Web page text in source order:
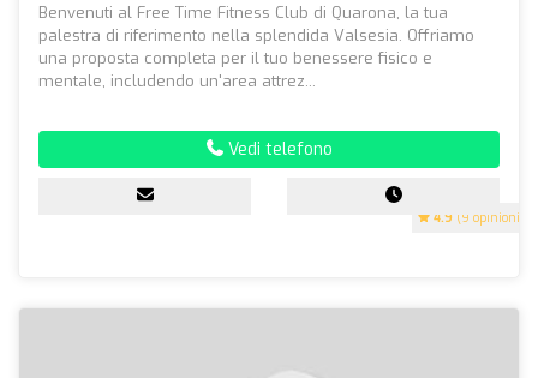
4.9 (9 opinioni)
Benvenuti al Free Time Fitness Club di Quarona, la tua
palestra di riferimento nella splendida Valsesia. Offriamo
una proposta completa per il tuo benessere fisico e
mentale, includendo un'area attrez...
Vedi telefono